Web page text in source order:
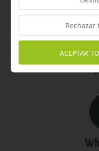
Rechazar
ACEPTAR